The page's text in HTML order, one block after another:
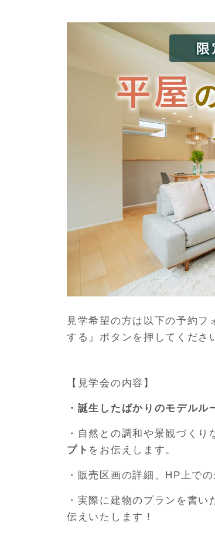
見学希望の方は以下の予約
する』ボタンを押してくださ
【見学会の内容】
・誕生したばかりのモデルル
・自然との調和や景観づくり
プト をお伝えします。
・販売区画の詳細、HP上での
・実際に建物のプランを書い
伝えいたします！